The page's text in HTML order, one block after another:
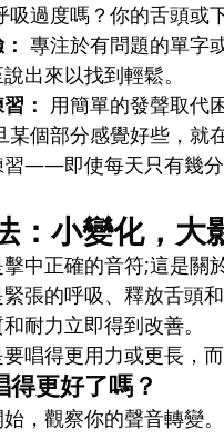
吸過度嗎？你的舌頭或
專注於有問題的單字
出來以找到輕鬆。
： 用簡單的發聲取代
某個部分感覺好些，就
習——即使每天只有幾
：小變化，大
擊中正確的音符;這是
張的呼吸、釋放舌頭
耐力立即得到改善。
唱得更用力或更長，而
更好了嗎？
，觀察你的聲音轉變